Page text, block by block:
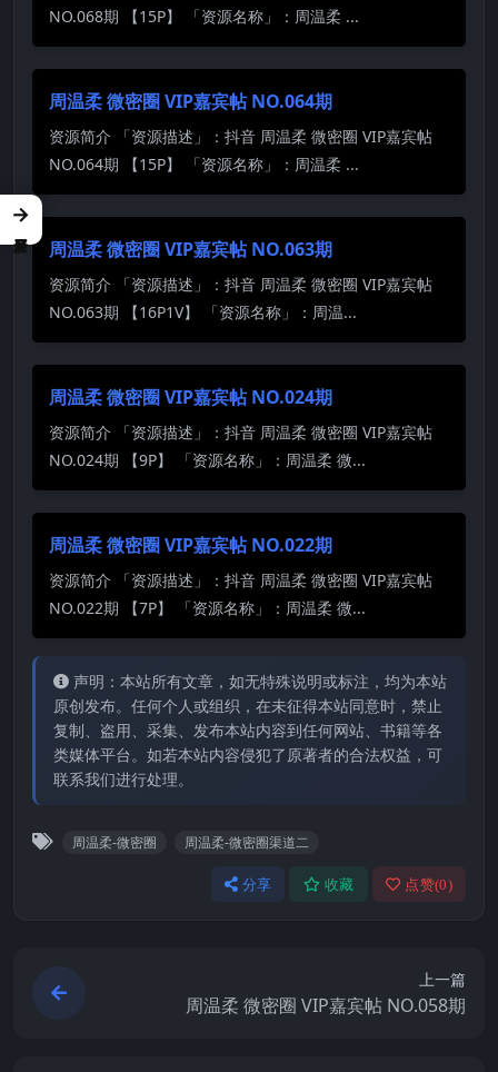
NO.068期 【15P】 「资源名称」：周温柔 ...
周温柔 微密圈 VIP嘉宾帖 NO.064期
资源简介 「资源描述」：抖音 周温柔 微密圈 VIP嘉宾帖
NO.064期 【15P】 「资源名称」：周温柔 ...
周温柔 微密圈 VIP嘉宾帖 NO.063期
资源简介 「资源描述」：抖音 周温柔 微密圈 VIP嘉宾帖
NO.063期 【16P1V】 「资源名称」：周温...
周温柔 微密圈 VIP嘉宾帖 NO.024期
资源简介 「资源描述」：抖音 周温柔 微密圈 VIP嘉宾帖
NO.024期 【9P】 「资源名称」：周温柔 微...
周温柔 微密圈 VIP嘉宾帖 NO.022期
资源简介 「资源描述」：抖音 周温柔 微密圈 VIP嘉宾帖
NO.022期 【7P】 「资源名称」：周温柔 微...
声明：本站所有文章，如无特殊说明或标注，均为本站
原创发布。任何个人或组织，在未征得本站同意时，禁止
复制、盗用、采集、发布本站内容到任何网站、书籍等各
类媒体平台。如若本站内容侵犯了原著者的合法权益，可
联系我们进行处理。
周温柔-微密圈 周温柔-微密圈渠道二
分享 收藏 点赞(0)
上一篇
周温柔 微密圈 VIP嘉宾帖 NO.058期
→